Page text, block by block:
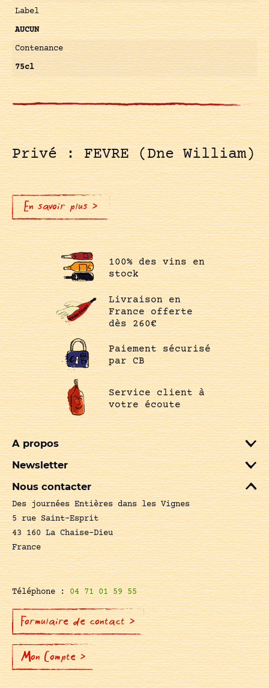
Label
AUCUN
Contenance
75cl
Privé : FEVRE (Dne William)
En savoir plus >
100% des vins en
stock
Livraison en
France offerte
dès 260€
Paiement sécurisé
par CB
Service client à
votre écoute
A propos
Newsletter
Nous contacter
Des journées Entières dans les Vignes
5 rue Saint-Esprit
43 160 La Chaise-Dieu
France
Téléphone :04 71 01 59 55
Formulaire de contact >
Mon Compte >